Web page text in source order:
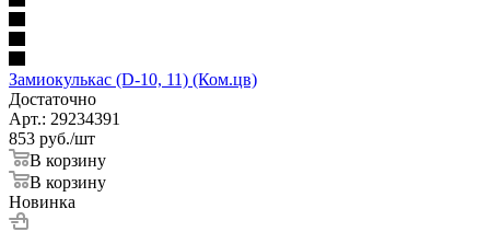
Замиокулькас (D-10, 11) (Ком.цв)
Достаточно
Арт.: 29234391
853 руб./шт
В корзину
В корзину
Новинка